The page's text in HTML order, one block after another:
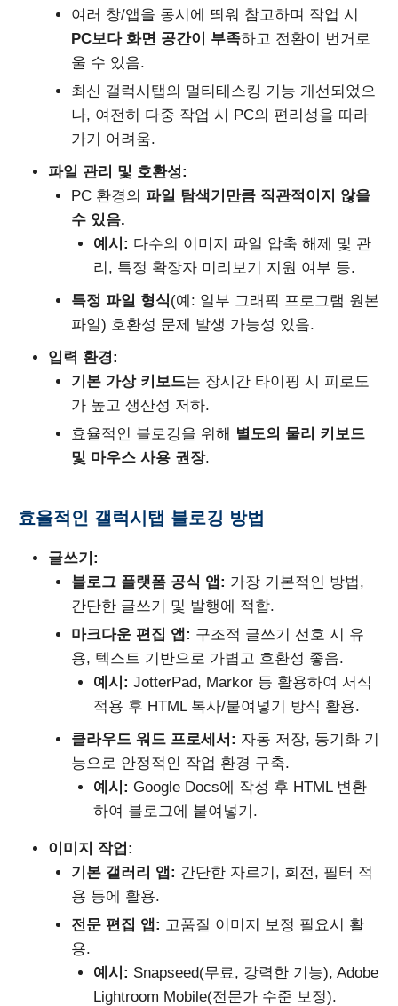
여러 창/앱을 동시에 띄워 참고하며 작업 시
PC보다 화면 공간이 부족하고 전환이 번거로
울 수 있음.
최신 갤럭시탭의 멀티태스킹 기능 개선되었으
나, 여전히 다중 작업 시 PC의 편리성을 따라
가기 어려움.
파일 관리 및 호환성:
PC 환경의 파일 탐색기만큼 직관적이지 않을
수 있음.
예시: 다수의 이미지 파일 압축 해제 및 관
리, 특정 확장자 미리보기 지원 여부 등.
특정 파일 형식(예: 일부 그래픽 프로그램 원본
파일) 호환성 문제 발생 가능성 있음.
입력 환경:
기본 가상 키보드는 장시간 타이핑 시 피로도
가 높고 생산성 저하.
효율적인 블로깅을 위해 별도의 물리 키보드
및 마우스 사용 권장.
효율적인 갤럭시탭 블로깅 방법
글쓰기:
블로그 플랫폼 공식 앱: 가장 기본적인 방법,
간단한 글쓰기 및 발행에 적합.
마크다운 편집 앱: 구조적 글쓰기 선호 시 유
용, 텍스트 기반으로 가볍고 호환성 좋음.
예시: JotterPad, Markor 등 활용하여 서식
적용 후 HTML 복사/붙여넣기 방식 활용.
클라우드 워드 프로세서: 자동 저장, 동기화 기
능으로 안정적인 작업 환경 구축.
예시: Google Docs에 작성 후 HTML 변환
하여 블로그에 붙여넣기.
이미지 작업:
기본 갤러리 앱: 간단한 자르기, 회전, 필터 적
용 등에 활용.
전문 편집 앱: 고품질 이미지 보정 필요시 활
용.
예시: Snapseed(무료, 강력한 기능), Adobe
Lightroom Mobile(전문가 수준 보정).